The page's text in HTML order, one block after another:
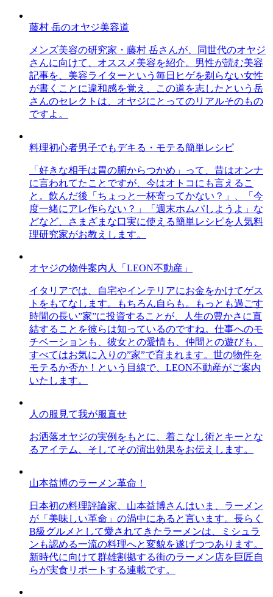
藤村 岳のオヤジ美容道
メンズ美容の研究家・藤村 岳さんが、同世代のオヤジ
さんに向けて、オススメ美容を紹介。男性が読む美容
記事を、美容ライターという毎日ヒゲを剃らない女性
が書くことに違和感を覚え、この道を志したという岳
さんのセレクトは、オヤジにとってのリアルそのもの
ですよ。
料理初心者男子でもデキる・モテる簡単レシピ
「好きな相手は胃の腑からつかめ」って、昔はオンナ
に言われてたことですが、今はオトコにも言えるこ
と。飲んだ後「ちょっと一杯寄ってかない？」、「今
度一緒にアレ作らない？」「週末ホムパしようよ」な
どなど、さまざまな口実に使える簡単レシピを人気料
理研究家がお教えします。
オヤジの物件案内人「LEON不動産」
イタリアでは、自宅やインテリアにお金をかけてゲス
トをもてなします。もちろん自らも。もっとも過ごす
時間の長い”家”に投資することが、人生の豊かさに直
結することを彼らは知っているのですね。仕事へのモ
チベーションも、彼女との愛情も、仲間との遊びも、
すべてはお気に入りの”家”で育まれます。世の物件を
モテるか否か！という目線で、LEON不動産がご案内
いたします。
人の服見て我が服直せ
お洒落オヤジの実例をもとに、着こなし術とキーとな
るアイテム、そしてその演出効果をお伝えします。
山本益博のラーメン革命！
日本初の料理評論家、山本益博さんはいま、ラーメン
が「美味しい革命」の渦中にあると言います。長らく
B級グルメとして愛されてきたラーメンは、ミシュラ
ンも認める一流の料理へと変貌を遂げつつあります。
新時代に向けて群雄割拠する街のラーメン店を巨匠自
らが実食リポートする連載です。